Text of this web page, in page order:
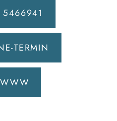
TERMIN
WWW